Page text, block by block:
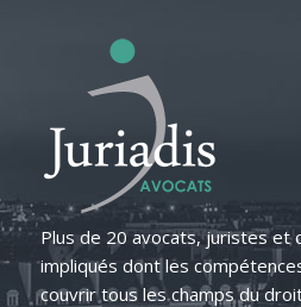
Plus de 20 avocats, juristes et
impliqués dont les
couvrir tous les champs du